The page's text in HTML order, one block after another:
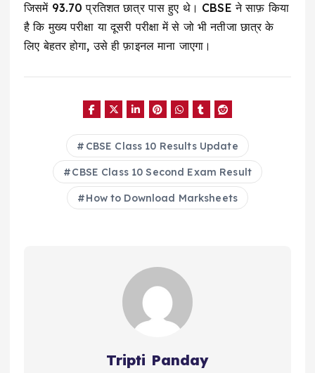
जिसमें 93.70 प्रतिशत छात्र पास हुए थे। CBSE ने साफ़ किया
है कि मुख्य परीक्षा या दूसरी परीक्षा में से जो भी नतीजा छात्र के
लिए बेहतर होगा, उसे ही फ़ाइनल माना जाएगा।
CBSE Class 10 Results Update
CBSE Class 10 Second Exam Result
How to Download Marksheets
Tripti Panday